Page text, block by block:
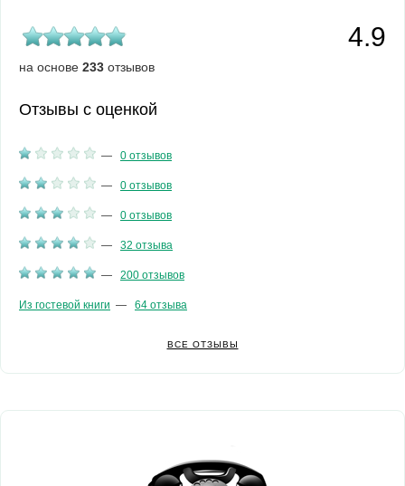
4.9
на основе 233 отзывов
Отзывы с оценкой
— 0 отзывов
— 0 отзывов
— 0 отзывов
— 32 отзыва
— 200 отзывов
Из гостевой книги — 64 отзыва
ВСЕ ОТЗЫВЫ